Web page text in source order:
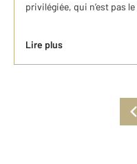
privilégiée, qui n’est pas
Lire plus